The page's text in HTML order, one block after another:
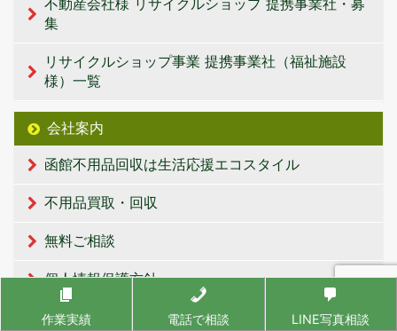
不動産会社様 リサイクルショップ 提携事業社・募
集
リサイクルショップ事業 提携事業社（福祉施設
様）一覧
会社案内
函館不用品回収は生活応援エコスタイル
不用品買取・回収
無料ご相談
個人情報保護方針
作業実績 電話で相談 LINE写真相談